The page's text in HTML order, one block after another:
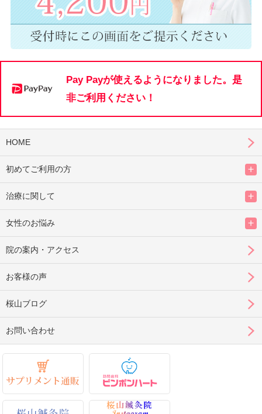
Pay Payが使えるようになりました。是
非ご利用ください！
HOME
初めてご利用の方
治療に関して
女性のお悩み
院の案内・アクセス
お客様の声
桜山ブログ
お問い合わせ